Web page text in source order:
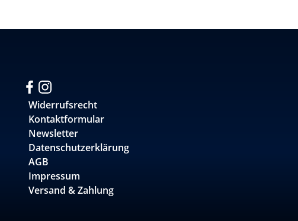
Widerrufsrecht
Kontaktformular
Newsletter
Datenschutzerklärung
AGB
Impressum
Versand & Zahlung